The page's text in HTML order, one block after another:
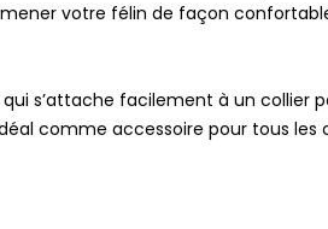
votre félin de façon
s’attache facilement à un
comme accessoire pour tous